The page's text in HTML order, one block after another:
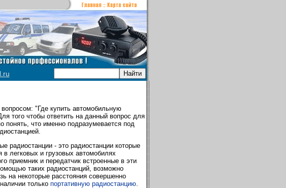
"Где купить автомобильную
того чтобы ответить на данный вопрос для
понять, что именно подразумевается под
радиостанции - это радиостанции которые
в легковых и грузовых автомобилях
приемник и передатчик встроенные в эти
таких радиостанций, возможно
на некоторые расстояния совершенно
только портативную радиостанцию.